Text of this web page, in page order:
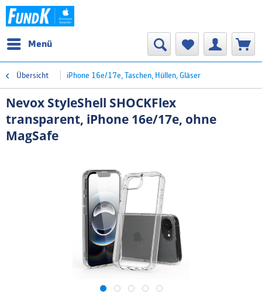
Menü
Übersicht iPhone 16e/17e, Taschen, Hüllen, Gläser
Nevox StyleShell SHOCKFlex
transparent, iPhone 16e/17e, ohne
MagSafe